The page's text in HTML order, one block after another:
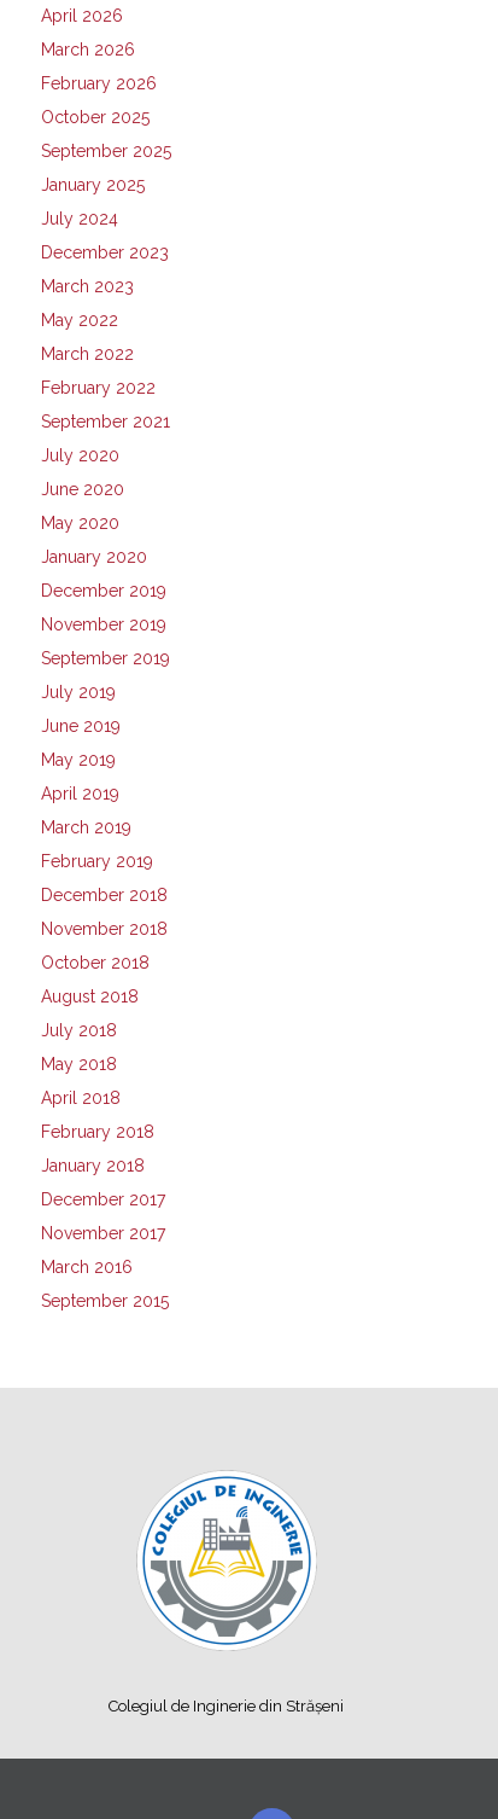
April 2026
March 2026
February 2026
October 2025
September 2025
January 2025
July 2024
December 2023
March 2023
May 2022
March 2022
February 2022
September 2021
July 2020
June 2020
May 2020
January 2020
December 2019
November 2019
September 2019
July 2019
June 2019
May 2019
April 2019
March 2019
February 2019
December 2018
November 2018
October 2018
August 2018
July 2018
May 2018
April 2018
February 2018
January 2018
December 2017
November 2017
March 2016
September 2015
Colegiul de Inginerie din Strășeni